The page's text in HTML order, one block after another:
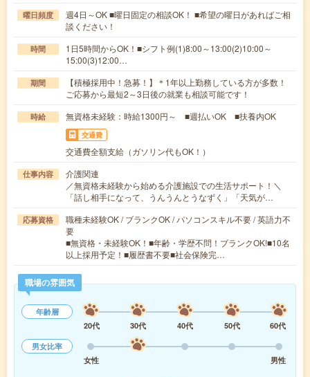
曜日頻度
週4日～OK ■曜日固定の相談OK！ ■希望の曜日があればご相
談ください！
時間
1日5時間からOK！■シフト例(1)8:00～13:00(2)10:00～
15:00(3)12:00…
期間
【積極採用中！急募！】＊1年以上勤務している方が多数！
ご応募から最短2～3日後の就業も相談可能です！
時給 無資格未経験：時給1300円～ ■週払いOK ■扶養内OK
交通費
交通費全額支給（ガソリン代もOK！）
仕事内容
介護関連
／無資格未経験から始める介護施設での生活サポート！＼
「話し相手になって、うんうんとうなずく」「天気が…
応募資格
職種未経験OK / ブランクOK / パソコンスキル不要 / 英語力不
要
■無資格・未経験OK！■年齢・学歴不問！ブランクOK!■10名
以上採用予定！■履歴書不要■社会保険完…
職場の雰囲気
年齢層
20代
30代 40代 50代
60代
男女比率
女性
男性